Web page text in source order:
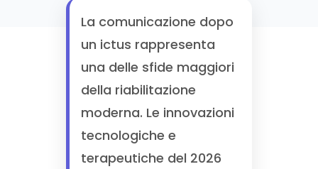
La comunicazione dopo
un ictus rappresenta
una delle sfide maggiori
della riabilitazione
moderna. Le innovazioni
tecnologiche e
terapeutiche del 2026